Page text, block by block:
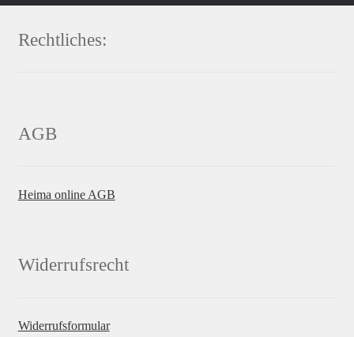
Rechtliches:
AGB
Heima online AGB
Widerrufsrecht
Widerrufsformular